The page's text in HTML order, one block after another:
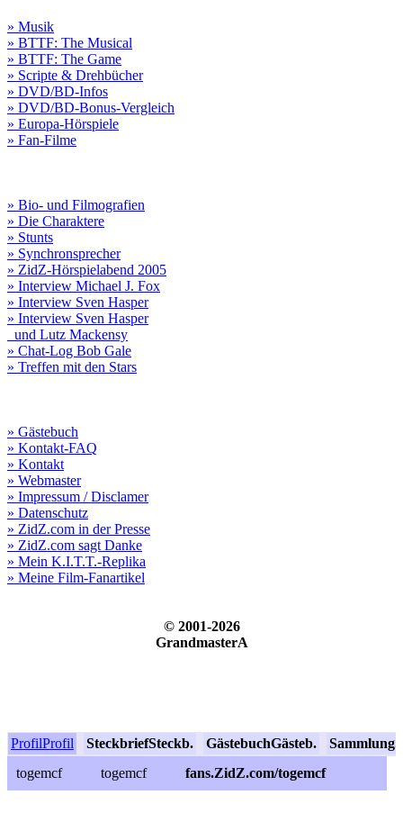
» Musik
» BTTF: The Musical
» BTTF: The Game
» Scripte & Drehbücher
» DVD/BD-Infos
» DVD/BD-Bonus-Vergleich
» Europa-Hörspiele
» Fan-Filme
» Bio- und Filmografien
» Die Charaktere
» Stunts
» Synchronsprecher
» ZidZ-Hörspielabend 2005
» Interview Michael J. Fox
» Interview Sven Hasper
» Interview Sven Hasper
und Lutz Mackensy
» Chat-Log Bob Gale
» Treffen mit den Stars
» Gästebuch
» Kontakt-FAQ
» Kontakt
» Webmaster
» Impressum / Disclamer
» Datenschutz
» ZidZ.com in der Presse
» ZidZ.com sagt Danke
» Mein K.I.T.T.-Replika
» Meine Film-Fanartikel
© 2001-2026
GrandmasterA
ProfilProfil SteckbriefSteckb. GästebuchGästeb. Sammlung
togemcf
togemcf fans.ZidZ.com/togemcf